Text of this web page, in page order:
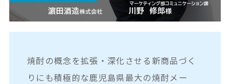
プレスリリースサイト
焼酎の概念を拡張・深化させる新商品づく
りにも積極的な鹿児島県最大の焼酎メー